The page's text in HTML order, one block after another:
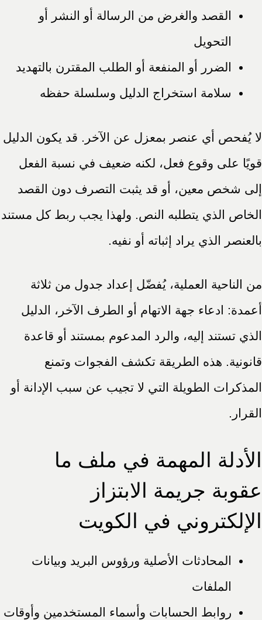
القصد والغرض من الرسالة أو النشر أو
التحويل
الضرر أو المنفعة أو الطلب المقترن بالتهديد
سلامة استخراج الدليل وسلسلة حفظه
لا يُفحص أي عنصر بمعزل عن الآخر. قد يكون الدليل
قويًا على وقوع فعل، لكنه ضعيف في نسبة الفعل
إلى شخص معين، أو قد يثبت التصرف دون القصد
الخاص الذي يتطلبه النص. ولهذا يجب ربط كل مستند
بالعنصر الذي يراد إثباته أو نفيه.
من الناحية العملية، يُفضّل إعداد جدول من ثلاثة
أعمدة: ادعاء جهة الاتهام أو الطرف الآخر، الدليل
الذي تستند إليه، والرد المدعوم بمستند أو قاعدة
قانونية. هذه الطريقة تكشف الفجوات وتمنع
المذكرات الطويلة التي لا تجيب عن سبب الإدانة أو
القرار.
الأدلة المهمة في ملف ما
عقوبة جريمة الابتزاز
الإلكتروني في الكويت
المحادثات الأصلية ورؤوس البريد وبيانات
الملفات
روابط الحسابات وأسماء المستخدمين وأوقات